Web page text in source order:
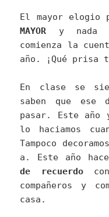
El mayor elogio
MAYOR y nada
comienza la
año. ¡Qué prisa
En clase se
saben que
pasar. Este año
lo haciamos
Tampoco
a. Este año
de recuerdocon
compañeros y
casa.